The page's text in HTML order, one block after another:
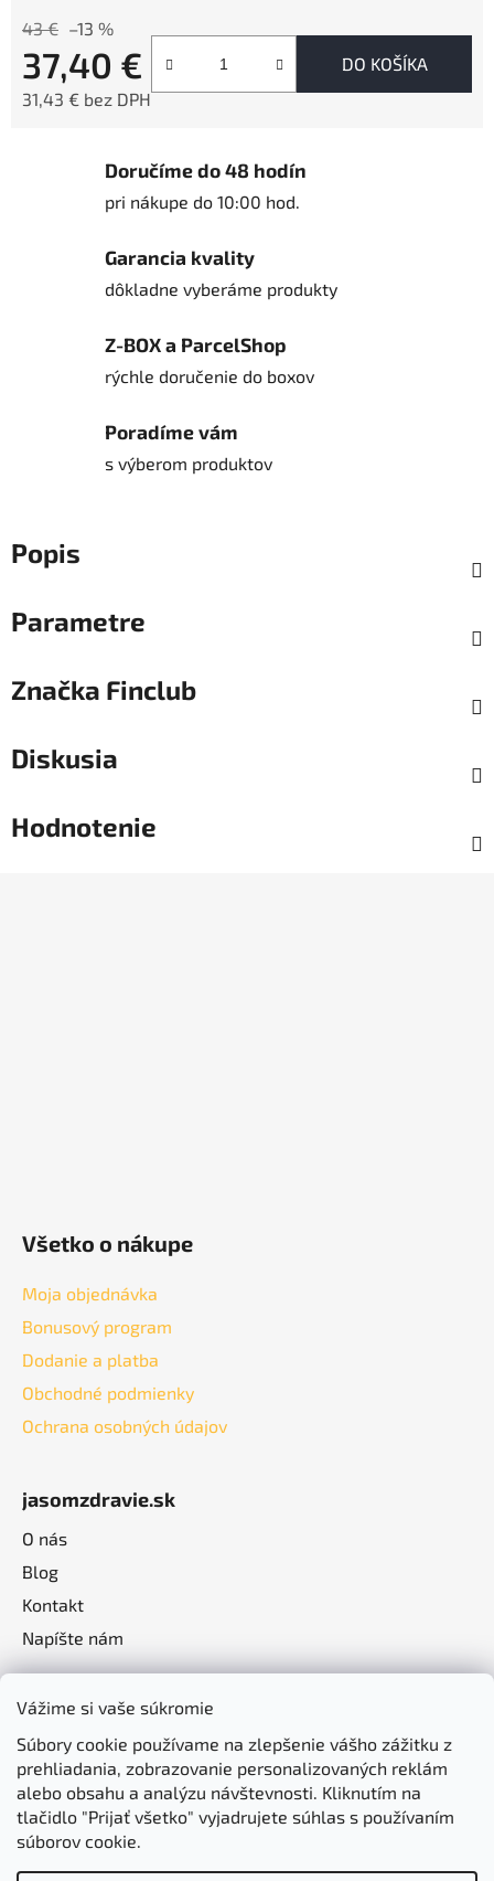
Vážime si vaše súkromie
Súbory cookie používame na zlepšenie vášho zážitku z
prehliadania, zobrazovanie personalizovaných reklám
alebo obsahu a analýzu návštevnosti. Kliknutím na
tlačidlo "Prijať všetko" vyjadrujete súhlas s používaním
súborov cookie.
43 € –13 %
37,40 €
31,43 € bez DPH
DO KOŠÍKA
Doručíme do 48 hodín
pri nákupe do 10:00 hod.
Garancia kvality
dôkladne vyberáme produkty
Z-BOX a ParcelShop
rýchle doručenie do boxov
Poradíme vám
s výberom produktov
Popis
Parametre
Značka Finclub
Diskusia
Hodnotenie
Všetko o nákupe
Moja objednávka
Bonusový program
Dodanie a platba
Obchodné podmienky
Ochrana osobných údajov
jasomzdravie.sk
O nás
Blog
Kontakt
Napíšte nám